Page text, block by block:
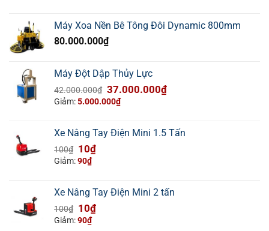
3.500.000₫.
là:
2.700.000₫.
Máy Xoa Nền Bê Tông Đôi Dynamic 800mm
80.000.000₫
Máy Đột Dập Thủy Lực
42.000.000₫ Giá
gốc
42.000.000₫.
37.000.000₫Giá
là:
37.000.000₫.
Giảm:5.000.000₫
Xe Nâng Tay Điện Mini 1.5 Tấn
100₫ Giá
gốc
100₫.
10₫Giá
là:
10₫.
Giảm:90₫
Xe Nâng Tay Điện Mini 2 tấn
100₫ Giá
gốc
10₫Giá
Giảm:90₫